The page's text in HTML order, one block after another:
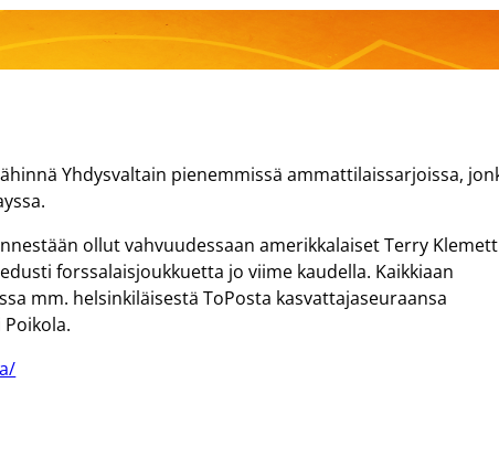
Yhdysvaltain pienemmissä ammattilaissarjoissa,
ollut vahvuudessaan amerikkalaiset Terry
forssalaisjoukkuetta jo viime kaudella. Kaikkiaan
mm. helsinkiläisestä ToPosta kasvattajaseuraansa